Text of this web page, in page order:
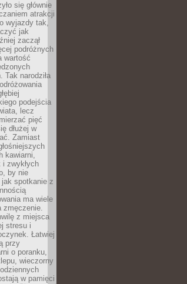
się głównie
atrakcji
wyjazdy tak,
jak
zaczął
podróżnych
wartość
Tak narodziła
podejścia
lecz
pięć
dłużej w
Zamiast
kawiarni,
i zwykłych
by nie
spotkanie z
ma wiele
zmęczenie.
z miejsca
stresu i
Łatwiej
przy
o poranku,
wieczorny
w pamięci